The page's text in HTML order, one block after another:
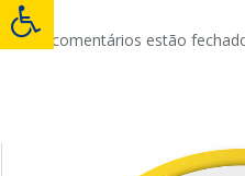
Os comentários estão